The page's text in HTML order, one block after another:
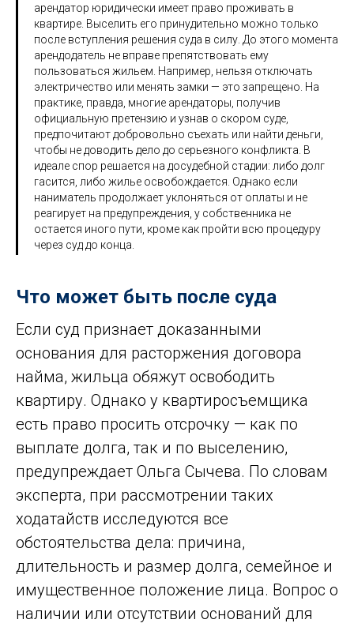
арендатор юридически имеет право проживать в
квартире. Выселить его принудительно можно только
после вступления решения суда в силу. До этого момента
арендодатель не вправе препятствовать ему
пользоваться жильем. Например, нельзя отключать
электричество или менять замки — это запрещено. На
практике, правда, многие арендаторы, получив
официальную претензию и узнав о скором суде,
предпочитают добровольно съехать или найти деньги,
чтобы не доводить дело до серьезного конфликта. В
идеале спор решается на досудебной стадии: либо долг
гасится, либо жилье освобождается. Однако если
наниматель продолжает уклоняться от оплаты и не
реагирует на предупреждения, у собственника не
остается иного пути, кроме как пройти всю процедуру
через суд до конца.
Что может быть после суда
Если суд признает доказанными
основания для расторжения договора
найма, жильца обяжут освободить
квартиру. Однако у квартиросъемщика
есть право просить отсрочку — как по
выплате долга, так и по выселению,
предупреждает Ольга Сычева. По словам
эксперта, при рассмотрении таких
ходатайств исследуются все
обстоятельства дела: причина,
длительность и размер долга, семейное и
имущественное положение лица. Вопрос о
наличии или отсутствии оснований для